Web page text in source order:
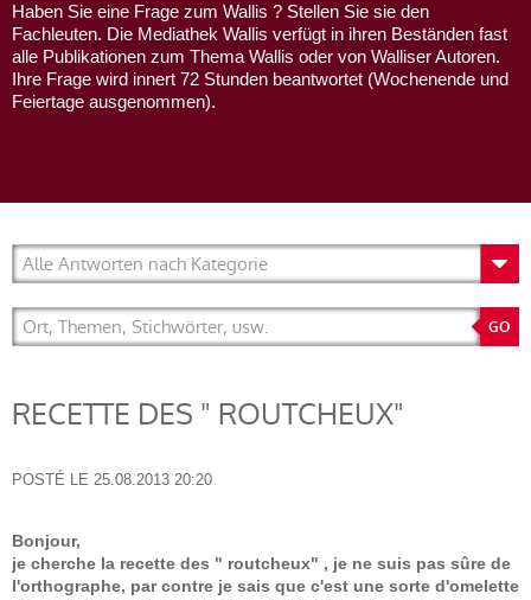
Haben Sie eine Frage zum Wallis ? Stellen Sie sie den
Fachleuten. Die Mediathek Wallis verfügt in ihren Beständen fast
alle Publikationen zum Thema Wallis oder von Walliser Autoren.
Ihre Frage wird innert 72 Stunden beantwortet (Wochenende und
Feiertage ausgenommen).
RECETTE DES " ROUTCHEUX"
POSTÉ LE 25.08.2013 20:20
Bonjour,
je cherche la recette des " routcheux" , je ne suis pas sûre de
l'orthographe, par contre je sais que c'est une sorte d'omelette